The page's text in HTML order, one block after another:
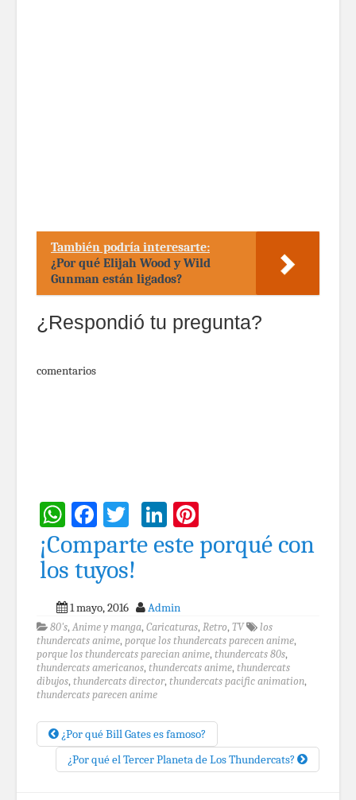
También podría interesarte:
¿Por qué Elijah Wood y Wild
Gunman están ligados?
¿Respondió tu pregunta?
comentarios
WhatsApp
Facebook
TwitterLinkedIn
¡Comparte este porqué con
los tuyos!
1 mayo, 2016 Admin
80's, Anime y manga, Caricaturas, Retro, TV
los
thundercats anime, porque los thundercats parecen anime,
porque los thundercats parecian anime, thundercats 80s,
thundercats americanos, thundercats anime, thundercats
dibujos, thundercats director, thundercats pacific animation,
thundercats parecen anime
¿Por qué Bill Gates es famoso?
¿Por qué el Tercer Planeta de Los Thundercats?